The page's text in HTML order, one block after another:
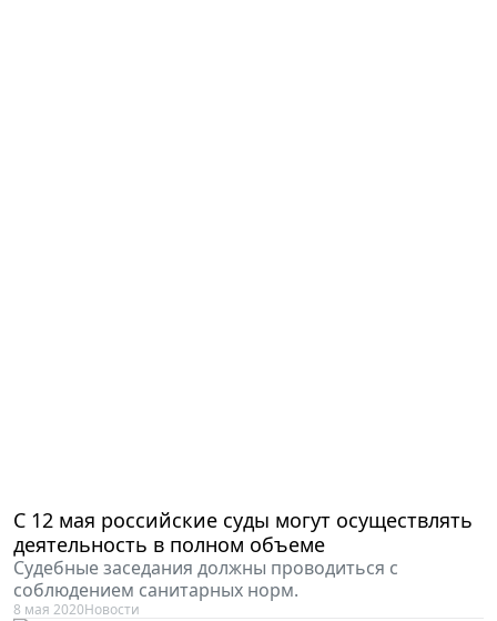
С 12 мая российские суды могут осуществлять
деятельность в полном объеме
Судебные заседания должны проводиться с
соблюдением санитарных норм.
8 мая 2020Новости